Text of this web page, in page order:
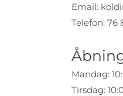
Email:
Telefon: 76
Mandag:
Tirsdag: